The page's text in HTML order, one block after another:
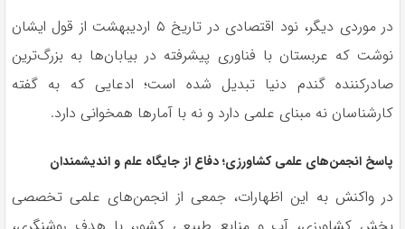
در موردی دیگر، نود اقتصادی در تاریخ ۵ اردیبهشت از قول ایشان
نوشت که عربستان با فناوری پیشرفته در بیابان‌ها به بزرگ‌ترین
صادرکننده گندم دنیا تبدیل شده است؛ ادعایی که به گفته
کارشناسان نه مبنای علمی دارد و نه با آمارها همخوانی دارد.
پاسخ انجمن‌های علمی کشاورزی؛ دفاع از جایگاه علم و اندیشمندان
در واکنش به این اظهارات، جمعی از انجمن‌های علمی تخصصی